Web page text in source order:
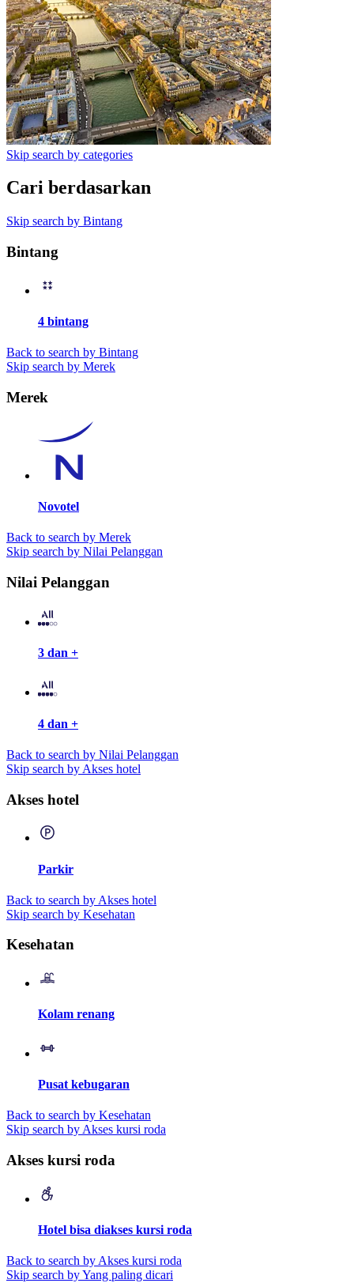
Skip search by categories
Cari berdasarkan
Skip search by Bintang
Bintang
4 bintang
Back to search by Bintang
Skip search by Merek
Merek
Novotel
Back to search by Merek
Skip search by Nilai Pelanggan
Nilai Pelanggan
3 dan +
4 dan +
Back to search by Nilai Pelanggan
Skip search by Akses hotel
Akses hotel
Parkir
Back to search by Akses hotel
Skip search by Kesehatan
Kesehatan
Kolam renang
Pusat kebugaran
Back to search by Kesehatan
Skip search by Akses kursi roda
Akses kursi roda
Hotel bisa diakses kursi roda
Back to search by Akses kursi roda
Skip search by Yang paling dicari